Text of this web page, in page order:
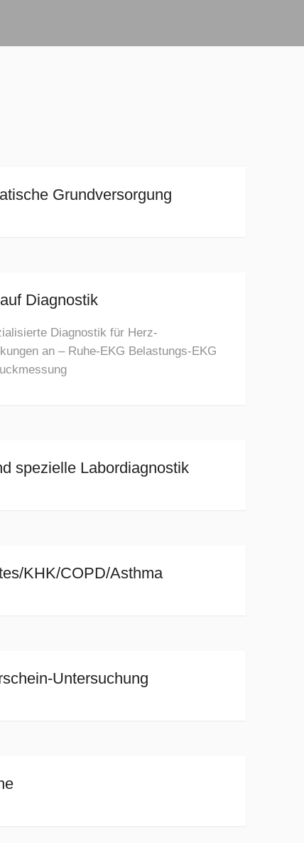
Grundversorgung
Diagnostik
Diagnostik für Herz-
an – Ruhe-EKG Belastungs-EKG
spezielle Labordiagnostik
KHK/COPD/Asthma
Untersuchung